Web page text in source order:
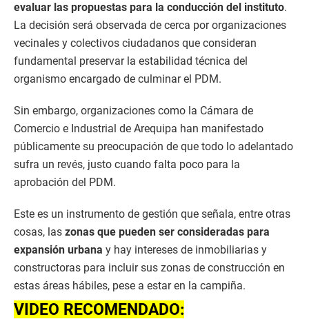
evaluar las propuestas para la conducción del instituto.
La decisión será observada de cerca por organizaciones
vecinales y colectivos ciudadanos que consideran
fundamental preservar la estabilidad técnica del
organismo encargado de culminar el PDM.
Sin embargo, organizaciones como la Cámara de
Comercio e Industrial de Arequipa han manifestado
públicamente su preocupación de que todo lo adelantado
sufra un revés, justo cuando falta poco para la
aprobación del PDM.
Este es un instrumento de gestión que señala, entre otras
cosas, las zonas que pueden ser consideradas para
expansión urbana y hay intereses de inmobiliarias y
constructoras para incluir sus zonas de construcción en
estas áreas hábiles, pese a estar en la campiña.
VIDEO RECOMENDADO: